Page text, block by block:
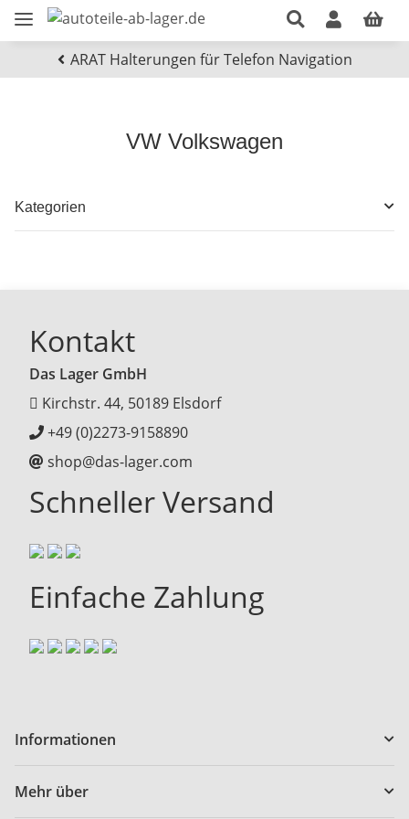
ARAT Halterungen für Telefon Navigation
VW Volkswagen
Kategorien
Kontakt
Das Lager GmbH
Kirchstr. 44, 50189 Elsdorf
+49 (0)2273-9158890
shop@das-lager.com
Schneller Versand
Einfache Zahlung
Informationen
Mehr über